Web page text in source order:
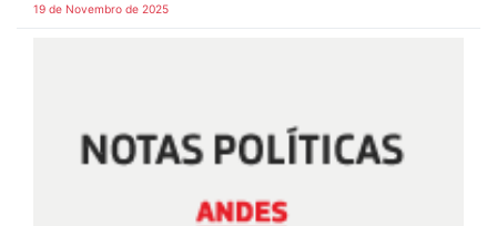
19 de Novembro de 2025